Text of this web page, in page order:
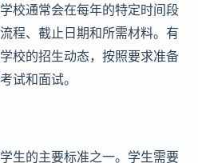
校通常会在每年的特定时间段
程、截止日期和所需材料。有
校的招生动态，按照要求准备
试和面试。
生的主要标准之一。学生需要